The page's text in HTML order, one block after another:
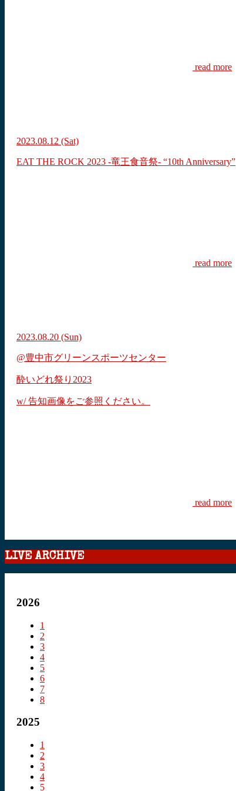
read more
2023.08.12 (Sat)
EAT THE ROCK 2023 -竜王食音祭- “10th Anniversary”
read more
2023.08.20 (Sun)
@豊中市グリーンスポーツセンター
酔いどれ祭り2023
w/ 告知画像をご参照ください。
read more
LIVE ARCHIVE
2026
1
2
3
4
5
6
7
8
2025
1
2
3
4
5